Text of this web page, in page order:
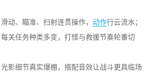
动、瞄准、扫射连贯操作， 动作行云流水；
关任务种类多变，打怪与救援节奏轮番切
影细节真实爆棚，搭配音效让战斗更具临场